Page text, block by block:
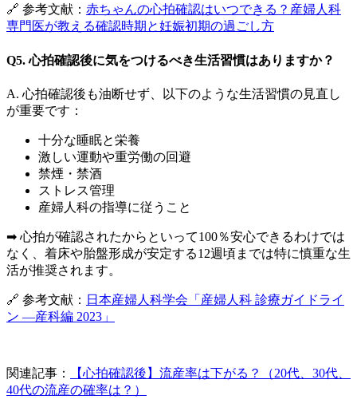
🔗 参考文献： 赤ちゃんの心拍確認はいつできる？産婦人科
専門医が教える確認時期と妊娠初期の過ごし方
Q5. 心拍確認後に気をつけるべき生活習慣はありますか？
A. 心拍確認後も油断せず、以下のような生活習慣の見直し
が重要です：
十分な睡眠と栄養
激しい運動や重労働の回避
禁煙・禁酒
ストレス管理
産婦人科の指導に従うこと
➡ 心拍が確認されたからといって100％安心できるわけでは
なく、着床や胎盤形成が安定する12週頃までは特に慎重な生
活が推奨されます。
🔗 参考文献： 日本産婦人科学会「産婦人科 診療ガイドライ
ン ―産科編 2023」
関連記事：
【心拍確認後】流産率は下がる？（20代、30代、
40代の流産の確率は？）